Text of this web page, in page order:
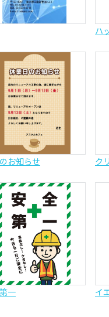
ハ
お知らせ ク
一 イ